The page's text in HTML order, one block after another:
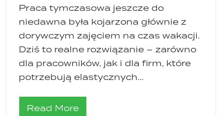
Praca tymczasowa jeszcze do
niedawna była kojarzona głównie z
dorywczym zajęciem na czas wakacji.
Dziś to realne rozwiązanie – zarówno
dla pracowników, jak i dla firm, które
potrzebują elastycznych...
Read More